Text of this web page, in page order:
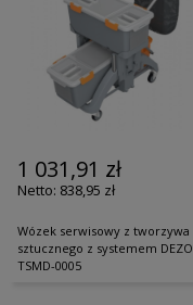
1 031,91 zł
838,95 zł
Wózek serwisowy z tworzywa
sztucznego z systemem DEZO
TSMD-0005